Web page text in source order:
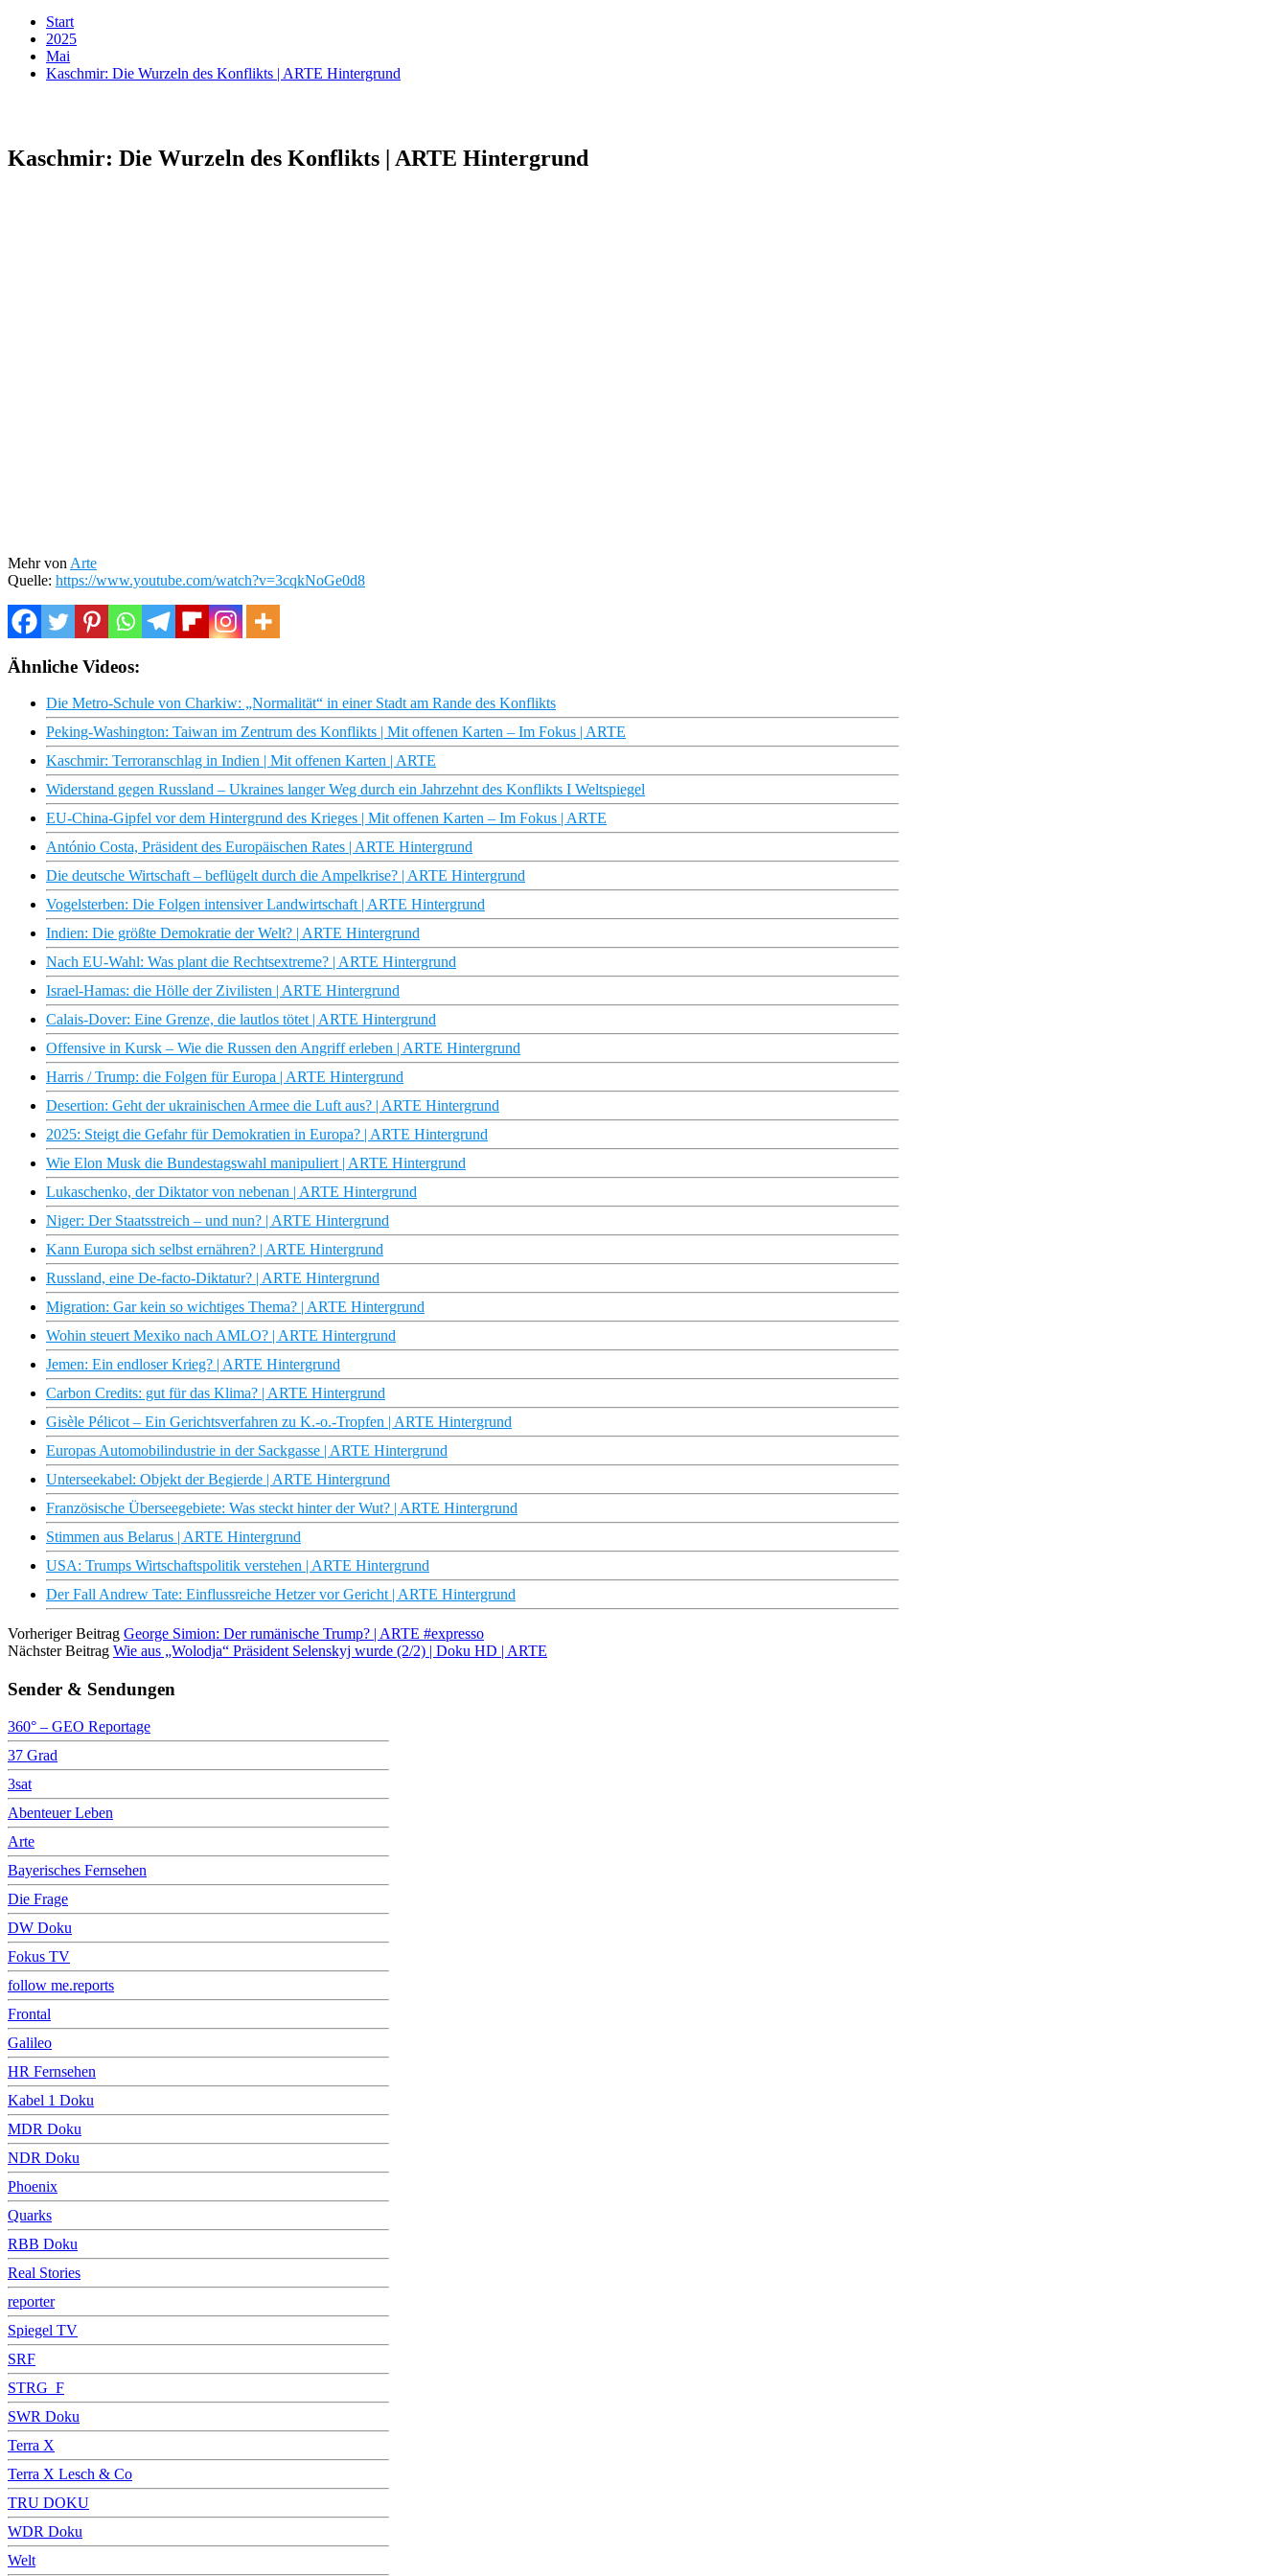
Start
2025
Mai
Kaschmir: Die Wurzeln des Konflikts | ARTE Hintergrund
Kaschmir: Die Wurzeln des Konflikts | ARTE Hintergrund
Mehr von Arte
Quelle: https://www.youtube.com/watch?v=3cqkNoGe0d8
Ähnliche Videos:
Die Metro-Schule von Charkiw: „Normalität“ in einer Stadt am Rande des Konflikts
Peking-Washington: Taiwan im Zentrum des Konflikts | Mit offenen Karten – Im Fokus | ARTE
Kaschmir: Terroranschlag in Indien | Mit offenen Karten | ARTE
Widerstand gegen Russland – Ukraines langer Weg durch ein Jahrzehnt des Konflikts I Weltspiegel
EU-China-Gipfel vor dem Hintergrund des Krieges | Mit offenen Karten – Im Fokus | ARTE
António Costa, Präsident des Europäischen Rates | ARTE Hintergrund
Die deutsche Wirtschaft – beflügelt durch die Ampelkrise? | ARTE Hintergrund
Vogelsterben: Die Folgen intensiver Landwirtschaft | ARTE Hintergrund
Indien: Die größte Demokratie der Welt? | ARTE Hintergrund
Nach EU-Wahl: Was plant die Rechtsextreme? | ARTE Hintergrund
Israel-Hamas: die Hölle der Zivilisten | ARTE Hintergrund
Calais-Dover: Eine Grenze, die lautlos tötet | ARTE Hintergrund
Offensive in Kursk – Wie die Russen den Angriff erleben | ARTE Hintergrund
Harris / Trump: die Folgen für Europa | ARTE Hintergrund
Desertion: Geht der ukrainischen Armee die Luft aus? | ARTE Hintergrund
2025: Steigt die Gefahr für Demokratien in Europa? | ARTE Hintergrund
Wie Elon Musk die Bundestagswahl manipuliert | ARTE Hintergrund
Lukaschenko, der Diktator von nebenan | ARTE Hintergrund
Niger: Der Staatsstreich – und nun? | ARTE Hintergrund
Kann Europa sich selbst ernähren? | ARTE Hintergrund
Russland, eine De-facto-Diktatur? | ARTE Hintergrund
Migration: Gar kein so wichtiges Thema? | ARTE Hintergrund
Wohin steuert Mexiko nach AMLO? | ARTE Hintergrund
Jemen: Ein endloser Krieg? | ARTE Hintergrund
Carbon Credits: gut für das Klima? | ARTE Hintergrund
Gisèle Pélicot – Ein Gerichtsverfahren zu K.-o.-Tropfen | ARTE Hintergrund
Europas Automobilindustrie in der Sackgasse | ARTE Hintergrund
Unterseekabel: Objekt der Begierde | ARTE Hintergrund
Französische Überseegebiete: Was steckt hinter der Wut? | ARTE Hintergrund
Stimmen aus Belarus | ARTE Hintergrund
USA: Trumps Wirtschaftspolitik verstehen | ARTE Hintergrund
Der Fall Andrew Tate: Einflussreiche Hetzer vor Gericht | ARTE Hintergrund
Vorheriger Beitrag George Simion: Der rumänische Trump? | ARTE #expresso
Nächster Beitrag Wie aus „Wolodja“ Präsident Selenskyj wurde (2/2) | Doku HD | ARTE
Sender & Sendungen
360° – GEO Reportage
37 Grad
3sat
Abenteuer Leben
Arte
Bayerisches Fernsehen
Die Frage
DW Doku
Fokus TV
follow me.reports
Frontal
Galileo
HR Fernsehen
Kabel 1 Doku
MDR Doku
NDR Doku
Phoenix
Quarks
RBB Doku
Real Stories
reporter
Spiegel TV
SRF
STRG_F
SWR Doku
Terra X
Terra X Lesch & Co
TRU DOKU
WDR Doku
Welt